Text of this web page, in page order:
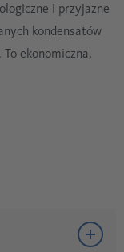
i przyjazne
kondensatów
ekonomiczna,